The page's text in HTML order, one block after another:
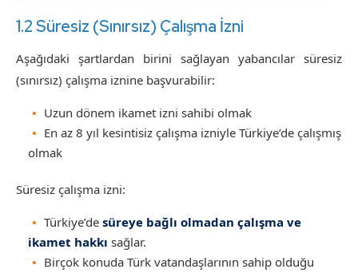
1.2 Süresiz (Sınırsız) Çalışma İzni
Aşağıdaki şartlardan birini sağlayan yabancılar süresiz
(sınırsız) çalışma iznine başvurabilir:
Uzun dönem ikamet izni sahibi olmak
En az 8 yıl kesintisiz çalışma izniyle Türkiye’de çalışmış
olmak
Süresiz çalışma izni:
Türkiye’de süreye bağlı olmadan çalışma ve
ikamet hakkı sağlar.
Birçok konuda Türk vatandaşlarının sahip olduğu